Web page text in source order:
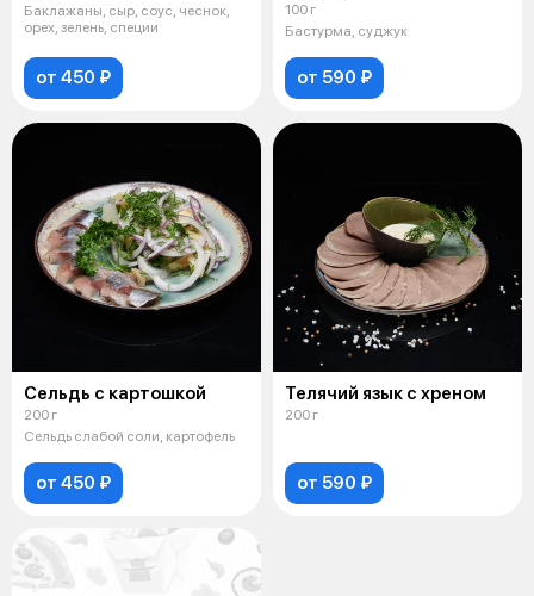
Баклажаны, сыр, соус, чеснок,
орех, зелень, специи
от 450 ₽
100 г
Бастурма, суджук
от 590 ₽
Сельдь с картошкой
200 г
Сельдь слабой соли, картофель
от 450 ₽
Телячий язык с хреном
200 г
от 590 ₽